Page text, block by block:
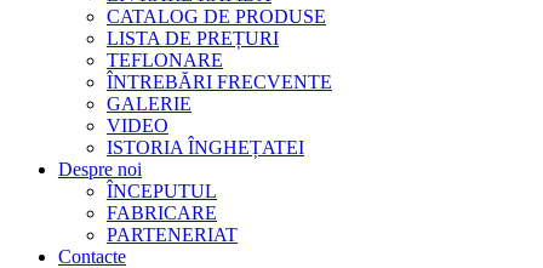
CATALOG DE PRODUSE
LISTA DE PREȚURI
TEFLONARE
ÎNTREBĂRI FRECVENTE
GALERIE
VIDEO
ISTORIA ÎNGHEȚATEI
Despre noi
ÎNCEPUTUL
FABRICARE
PARTENERIAT
Contacte